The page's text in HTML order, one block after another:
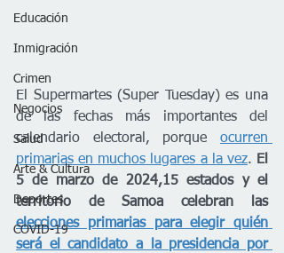
Educación
Inmigración
Crimen
Negocios
Salud
Arte & Cultura
Deportes
COVID-19
El Supermartes (Super Tuesday) es una
de las fechas más importantes del
calendario electoral, porque ocurren
primarias en muchos lugares a la vez. El
5 de marzo de 2024,15 estados y el
territorio de Samoa celebran las
elecciones primarias para elegir quién
será el candidato a la presidencia por